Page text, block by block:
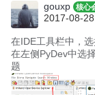
gouxp 核心
2017-08-
在IDE工具栏中，
在左侧PyDev中选
题